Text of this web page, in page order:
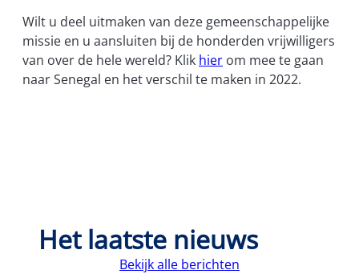
Wilt u deel uitmaken van deze gemeenschappelijke
missie en u aansluiten bij de honderden vrijwilligers
van over de hele wereld? Klik hier om mee te gaan
naar Senegal en het verschil te maken in 2022.
Het laatste nieuws
Bekijk alle berichten